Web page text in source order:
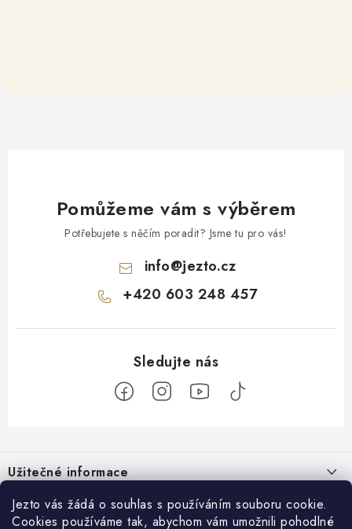
Jezto vás žádá o souhlas s používáním souboru cookie.
Cookies používáme tak, abychom vám umožnili pohodlné
Pomůžeme vám s výběrem
Potřebujete s něčím poradit? Jsme tu pro vás!
info@jezto.cz
+420 603 248 457
pUžitečné informace
O nás
Zákaznický servis